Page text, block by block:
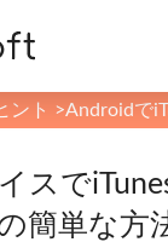
ント >Androidで
スで
簡単な方